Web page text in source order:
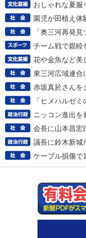
おしゃれな夏服
園児が田植え体
「奥三河再発
チーム戦で親睦
花や金魚など美
東三河広域連合
赤坂真於さんを
「ヒメハルゼミ
ニッコン進出を
会長に山本昌宏
議長に鈴木新城
ケーブル損傷で